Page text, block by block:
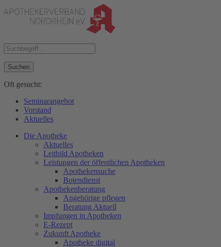
Suchen
Oft gesucht:
Seminarangebot
Vorstand
Aktuelles
Die Apotheke
Aktuelles
Leitbild Apotheken
Leistungen der öffentlichen Apotheken
Apothekensuche
Botendienst
Apothekenberatung
Angehörige pflegen
Beratung Aktuell
Impfungen in Apotheken
E-Rezept
Zukunft Apotheke
Apotheke digital